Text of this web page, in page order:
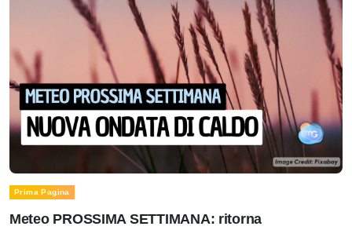
Prima Pagina
Meteo PROSSIMA SETTIMANA: ritorna